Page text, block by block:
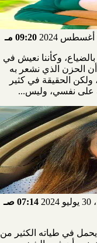
09:20 مـ
وكأننا نعيش في
الحزن الذي نشعر به
ولكن الحقيقة في كثير
على نفسي، وليس...
07:14 صـ
في طياته الكثير من